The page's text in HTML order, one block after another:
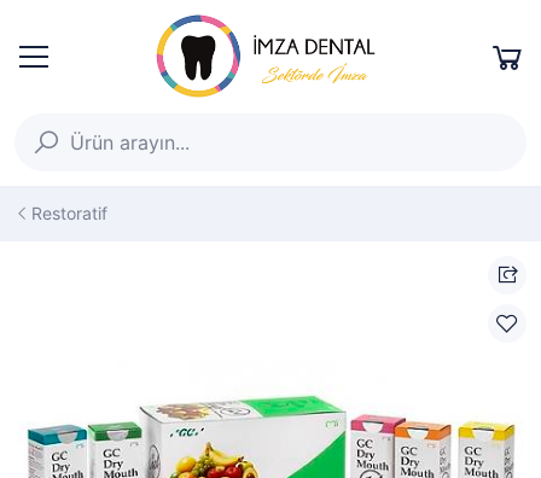
Restoratif